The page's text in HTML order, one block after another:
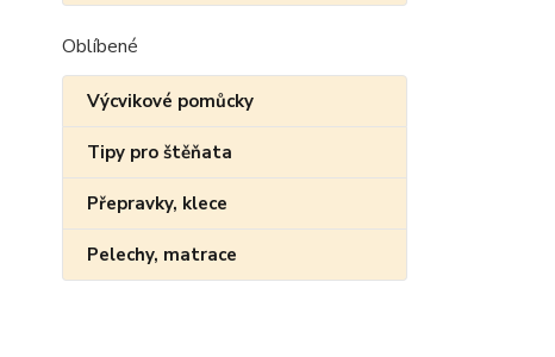
Oblíbené
Výcvikové pomůcky
Tipy pro štěňata
Přepravky, klece
Pelechy, matrace